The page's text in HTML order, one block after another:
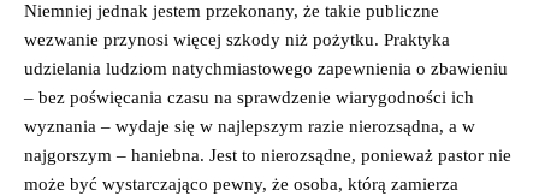
Niemniej jednak jestem przekonany, że takie publiczne
wezwanie przynosi więcej szkody niż pożytku. Praktyka
udzielania ludziom natychmiastowego zapewnienia o zbawieniu
– bez poświęcania czasu na sprawdzenie wiarygodności ich
wyznania – wydaje się w najlepszym razie nierozsądna, a w
najgorszym – haniebna. Jest to nierozsądne, ponieważ pastor nie
może być wystarczająco pewny, że osoba, którą zamierza